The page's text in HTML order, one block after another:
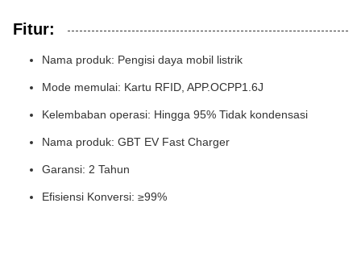
Fitur:
Nama produk: Pengisi daya mobil listrik
Mode memulai: Kartu RFID, APP.OCPP1.6J
Kelembaban operasi: Hingga 95% Tidak kondensasi
Nama produk: GBT EV Fast Charger
Garansi: 2 Tahun
Efisiensi Konversi: ≥99%